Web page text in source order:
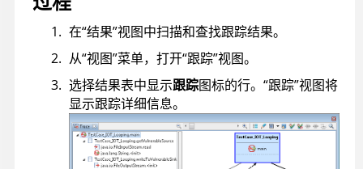
在“结果”视图中扫描和查找跟踪结果。
从“视图”菜单，打开“跟踪”视图。
选择结果表中显示跟踪图标的行。“跟踪”视图将
显示跟踪详细信息。